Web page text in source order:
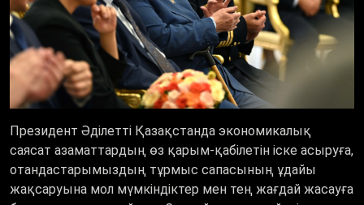
Президент Әділетті Қазақстанда экономикалық
саясат азаматтардың өз қарым-қабілетін іске асыруға,
отандастарымыздың тұрмыс сапасының ұдайы
жақсаруына мол мүмкіндіктер мен тең жағдай жасауға
бағытталатынын айтты. Сондай-ақ сот жүйесі мен